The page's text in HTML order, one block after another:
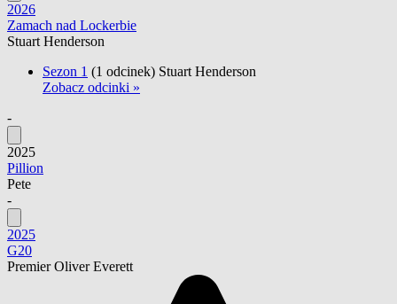
2026
Zamach nad Lockerbie
Stuart Henderson
Sezon 1 (1 odcinek) Stuart Henderson
Zobacz odcinki »
-
2025
Pillion
Pete
-
2025
G20
Premier Oliver Everett